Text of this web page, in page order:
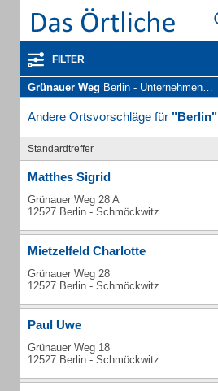
FILTER
Grünauer Weg Berlin - Unternehmen und Personen
Andere Ortsvorschläge für "Berlin"
Standardtreffer
Matthes Sigrid
Grünauer Weg 28 A
12527 Berlin - Schmöckwitz
Mietzelfeld Charlotte
Grünauer Weg 28
12527 Berlin - Schmöckwitz
Paul Uwe
Grünauer Weg 18
12527 Berlin - Schmöckwitz